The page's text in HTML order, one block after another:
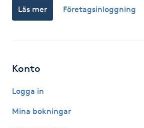
Klangmassage
Klippning
Klippning & Slingor
Klippning ungdom
Läs mer Företagsinloggning
Konto
Logga in
Mina bokningar